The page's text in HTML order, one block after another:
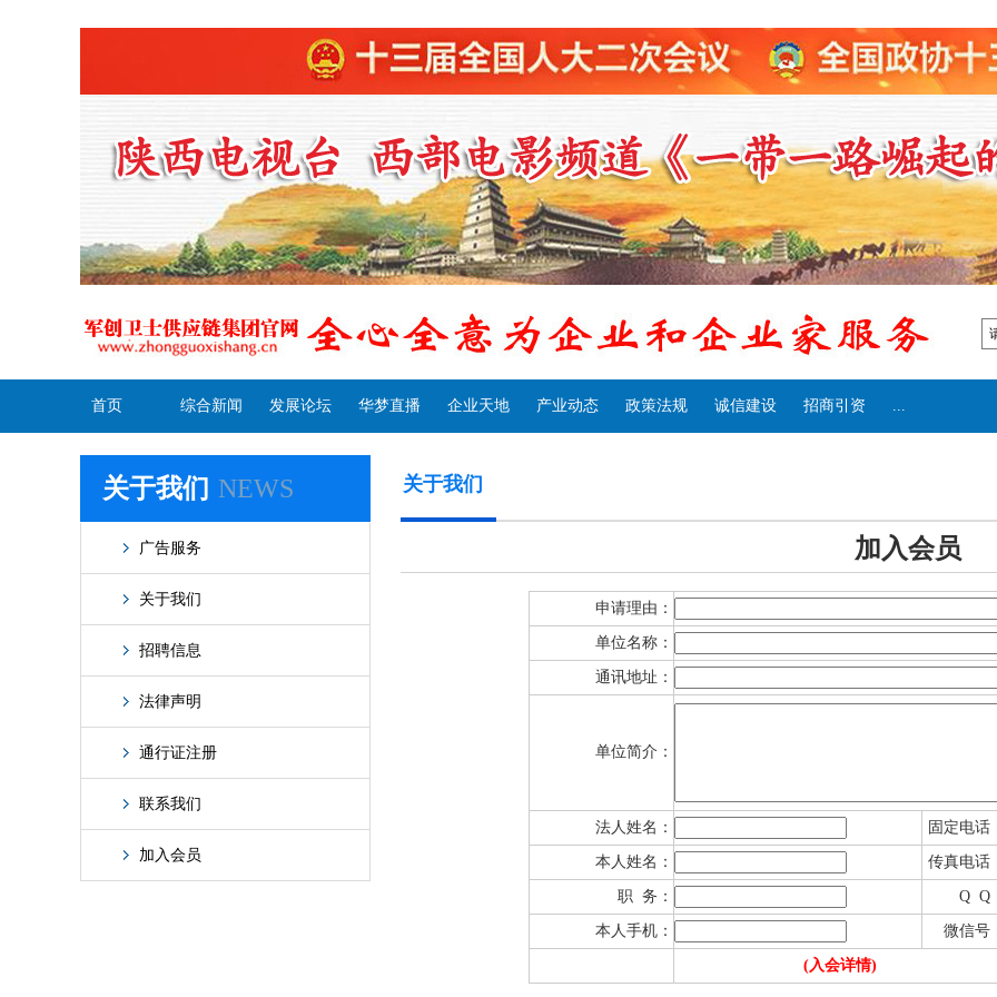
首页 综合新闻 发展论坛 华梦直播 企业天地 产业动态 政策法规 诚信建设 招商引资 ...
关于我们 NEWS
广告服务
关于我们
招聘信息
法律声明
通行证注册
联系我们
加入会员
关于我们
加入会员
申请理由：
单位名称：
通讯地址：
单位简介：
法人姓名： 固定电话
本人姓名： 传真电话
职 务： Q Q
本人手机： 微信号
(入会详情)